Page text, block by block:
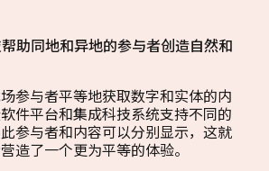
助同地和异地的参与者创造自然和
参与者平等地获取数字和实体的内
件平台和集成科技系统支持不同的
参与者和内容可以分别显示，这就
造了一个更为平等的体验。